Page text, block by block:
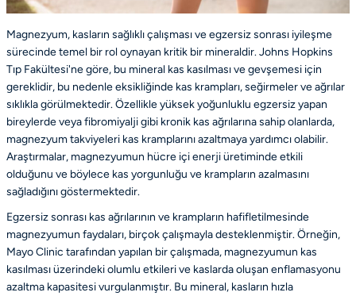
Magnezyum, kasların sağlıklı çalışması ve egzersiz sonrası iyileşme
sürecinde temel bir rol oynayan kritik bir mineraldir. Johns Hopkins
Tıp Fakültesi'ne göre, bu mineral kas kasılması ve gevşemesi için
gereklidir, bu nedenle eksikliğinde kas krampları, seğirmeler ve ağrılar
sıklıkla görülmektedir. Özellikle yüksek yoğunluklu egzersiz yapan
bireylerde veya fibromiyalji gibi kronik kas ağrılarına sahip olanlarda,
magnezyum takviyeleri kas kramplarını azaltmaya yardımcı olabilir.
Araştırmalar, magnezyumun hücre içi enerji üretiminde etkili
olduğunu ve böylece kas yorgunluğu ve krampların azalmasını
sağladığını göstermektedir.
Egzersiz sonrası kas ağrılarının ve krampların hafifletilmesinde
magnezyumun faydaları, birçok çalışmayla desteklenmiştir. Örneğin,
Mayo Clinic tarafından yapılan bir çalışmada, magnezyumun kas
kasılması üzerindeki olumlu etkileri ve kaslarda oluşan enflamasyonu
azaltma kapasitesi vurgulanmıştır. Bu mineral, kasların hızla